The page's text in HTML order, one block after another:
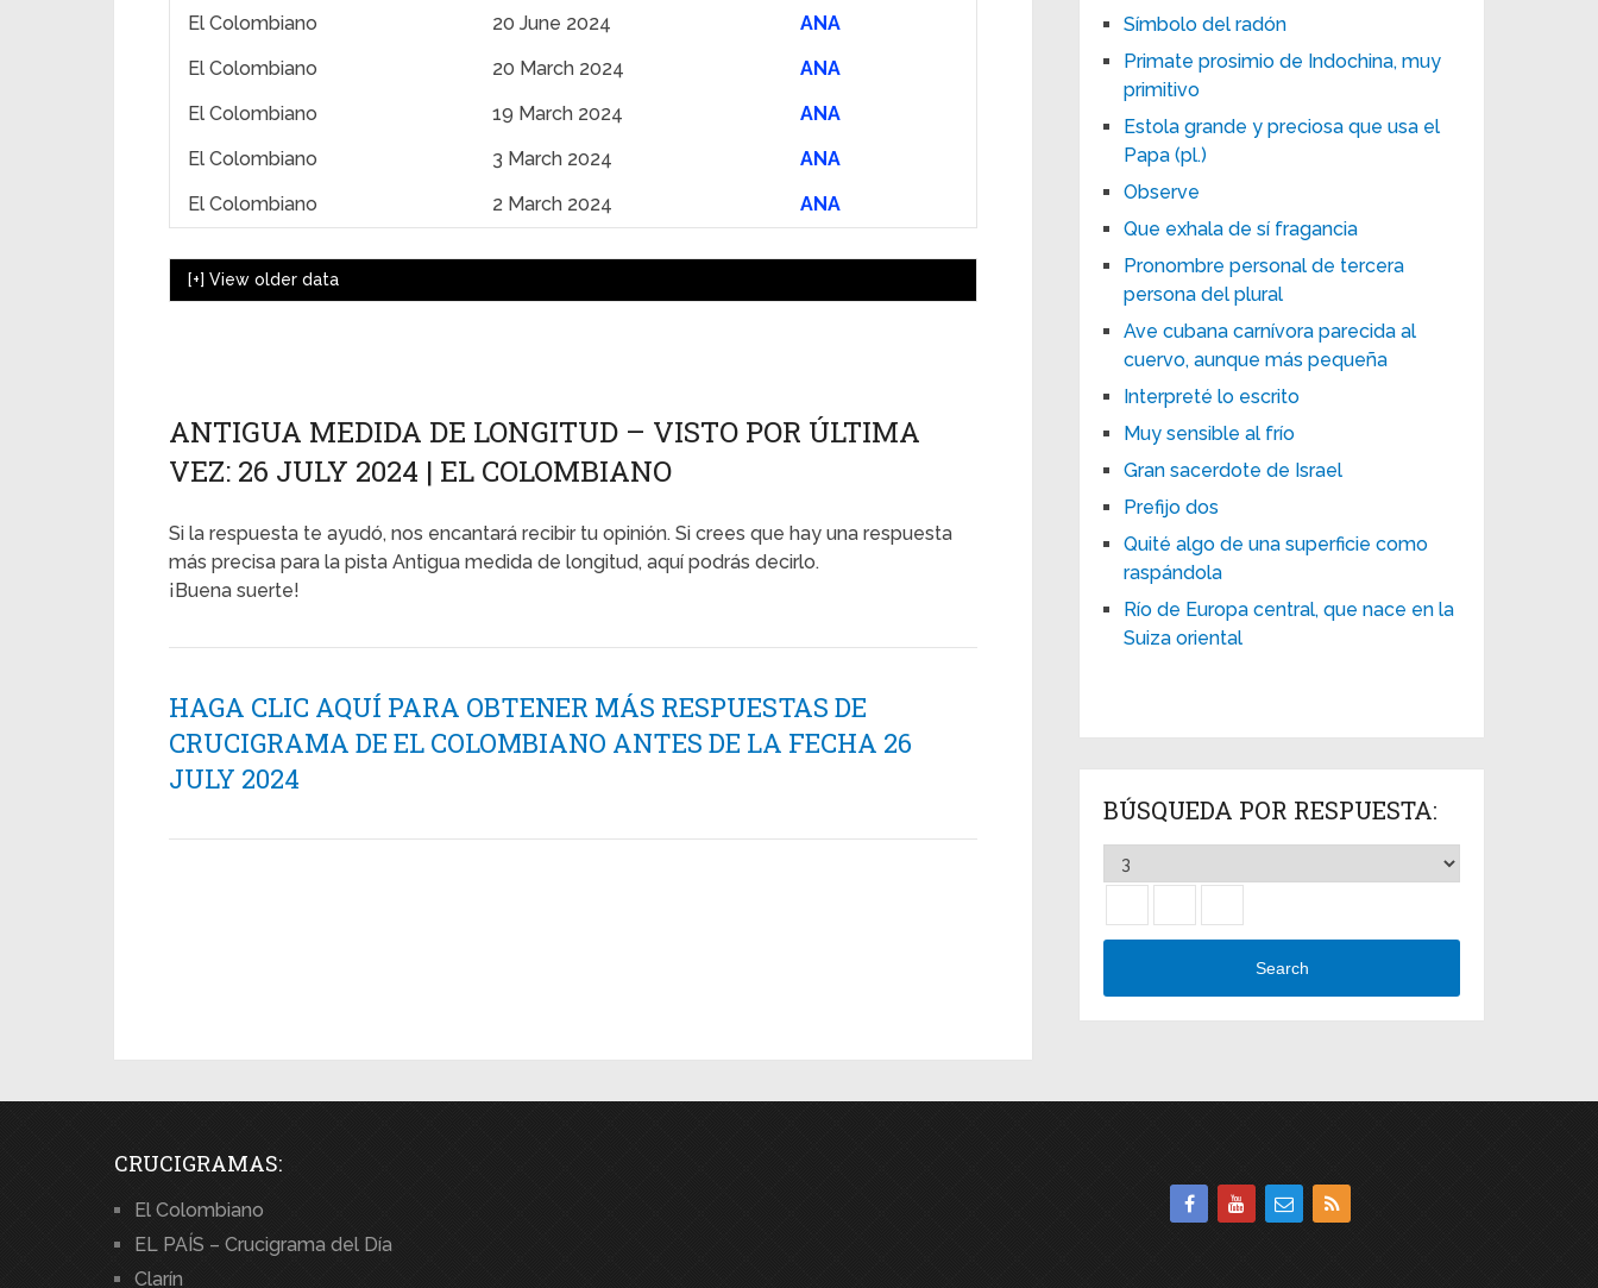
El Colombiano
20 June 2024
ANA
El Colombiano
20 March 2024
ANA
El Colombiano
19 March 2024
ANA
El Colombiano
3 March 2024
ANA
El Colombiano
2 March 2024 ANA
[+] View older data
ANTIGUA MEDIDA DE LONGITUD – VISTO POR ÚLTIMA
VEZ: 26 JULY 2024 | EL COLOMBIANO
Si la respuesta te ayudó, nos encantará recibir tu opinión. Si crees que hay una respuesta
más precisa para la pista Antigua medida de longitud, aquí podrás decirlo.
¡Buena suerte!
HAGA CLIC AQUÍ PARA OBTENER MÁS RESPUESTAS DE
CRUCIGRAMA DE EL COLOMBIANO ANTES DE LA FECHA 26
JULY 2024
Símbolo del radón
Primate prosimio de Indochina, muy
primitivo
Estola grande y preciosa que usa el
Papa (pl.)
Observe
Que exhala de sí fragancia
Pronombre personal de tercera
persona del plural
Ave cubana carnívora parecida al
cuervo, aunque más pequeña
Interpreté lo escrito
Muy sensible al frío
Gran sacerdote de Israel
Prefijo dos
Quité algo de una superficie como
raspándola
Río de Europa central, que nace en la
Suiza oriental
BÚSQUEDA POR RESPUESTA:
Search
CRUCIGRAMAS:
El Colombiano
EL PAÍS – Crucigrama del Día
Clarín